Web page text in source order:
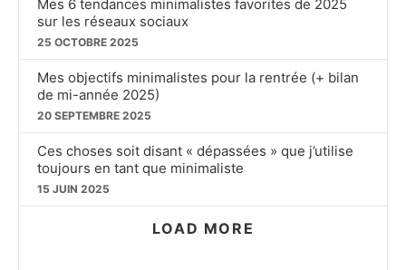
Mes 6 tendances minimalistes favorites de 2025
sur les réseaux sociaux
25 OCTOBRE 2025
Mes objectifs minimalistes pour la rentrée (+ bilan
de mi-année 2025)
20 SEPTEMBRE 2025
Ces choses soit disant « dépassées » que j’utilise
toujours en tant que minimaliste
15 JUIN 2025
LOAD MORE